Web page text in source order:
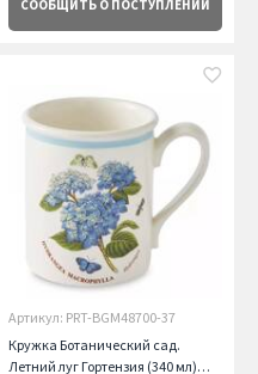
СООБЩИТЬ О ПОСТУПЛЕНИИ
Артикул: PRT-BGM48700-37
Кружка Ботанический сад.
Летний луг Гортензия (340 мл)